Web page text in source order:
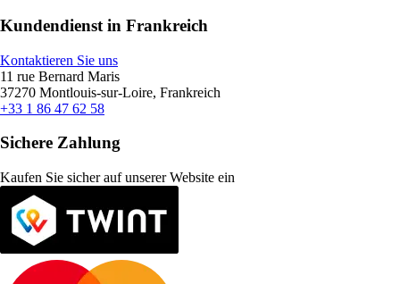
Kundendienst in Frankreich
Kontaktieren Sie uns
11 rue Bernard Maris
37270 Montlouis-sur-Loire, Frankreich
+33 1 86 47 62 58
Sichere Zahlung
Kaufen Sie sicher auf unserer Website ein